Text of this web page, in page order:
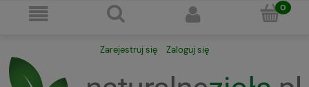
Zarejestruj się Zaloguj się